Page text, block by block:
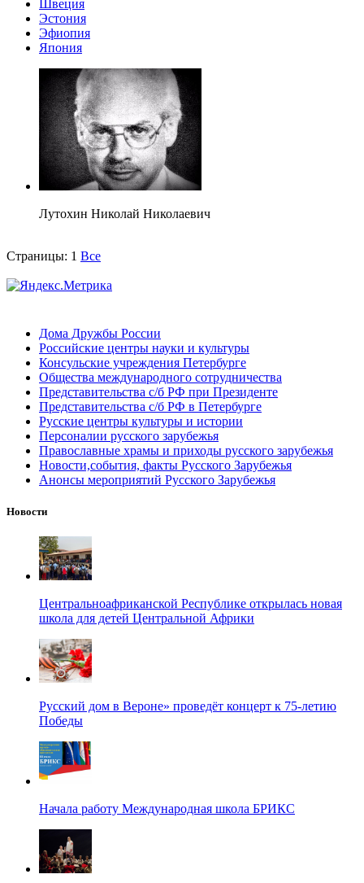
Швеция
Эстония
Эфиопия
Япония
Лутохин Николай Николаевич
Страницы: 1 Все
Дома Дружбы России
Российские центры науки и культуры
Консульские учреждения Петербурге
Общества международного сотрудничества
Представительства с/б РФ при Президенте
Представительства с/б РФ в Петербурге
Русские центры культуры и истории
Персоналии русского зарубежья
Православные храмы и приходы русского зарубежья
Новости,события, факты Русского Зарубежья
Анонсы мероприятий Русского Зарубежья
Новости
Центральноафриканской Республике открылась новая
школа для детей Центральной Африки
Русский дом в Вероне» проведёт концерт к 75-летию
Победы
Начала работу Международная школа БРИКС